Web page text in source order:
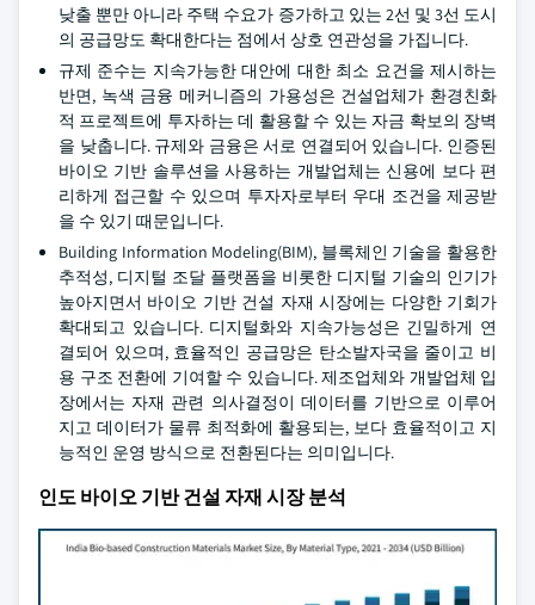
낮출 뿐만 아니라 주택 수요가 증가하고 있는 2선 및 3선 도시
의 공급망도 확대한다는 점에서 상호 연관성을 가집니다.
규제 준수는 지속가능한 대안에 대한 최소 요건을 제시하는
반면, 녹색 금융 메커니즘의 가용성은 건설업체가 환경친화
적 프로젝트에 투자하는 데 활용할 수 있는 자금 확보의 장벽
을 낮춥니다. 규제와 금융은 서로 연결되어 있습니다. 인증된
바이오 기반 솔루션을 사용하는 개발업체는 신용에 보다 편
리하게 접근할 수 있으며 투자자로부터 우대 조건을 제공받
을 수 있기 때문입니다.
Building Information Modeling(BIM), 블록체인 기술을 활용한
추적성, 디지털 조달 플랫폼을 비롯한 디지털 기술의 인기가
높아지면서 바이오 기반 건설 자재 시장에는 다양한 기회가
확대되고 있습니다. 디지털화와 지속가능성은 긴밀하게 연
결되어 있으며, 효율적인 공급망은 탄소발자국을 줄이고 비
용 구조 전환에 기여할 수 있습니다. 제조업체와 개발업체 입
장에서는 자재 관련 의사결정이 데이터를 기반으로 이루어
지고 데이터가 물류 최적화에 활용되는, 보다 효율적이고 지
능적인 운영 방식으로 전환된다는 의미입니다.
인도 바이오 기반 건설 자재 시장 분석